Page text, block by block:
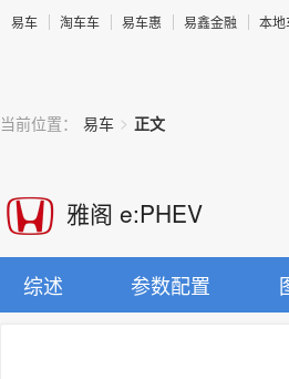
易车 淘车车 易车惠 易鑫金融 本地
当前位置： 易车 > 正文
雅阁 e:PHEV
综述 参数配置